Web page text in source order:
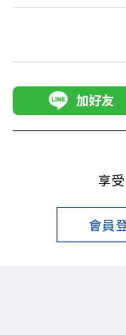
加好友
享
會員